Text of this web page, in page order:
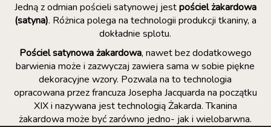
Jedną z odmian pościeli satynowej jestpościel żakardowa
(satyna). Różnica polega na technologii produkcji tkaniny, a
dokładnie splotu.
Pościel satynowa żakardowa, nawet bez dodatkowego
barwienia może i zazwyczaj zawiera sama w sobie piękne
dekoracyjne wzory. Pozwala na to technologia
opracowana przez francuza Josepha Jacquarda na początku
XIX i nazywana jest technologią Żakarda. Tkanina
żakardowa może być zarówno jedno- jak i wielobarwna.